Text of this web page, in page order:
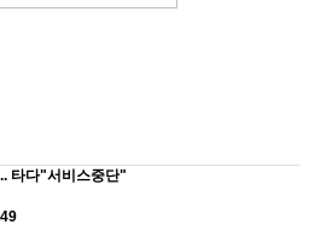
타다"서비스중단"